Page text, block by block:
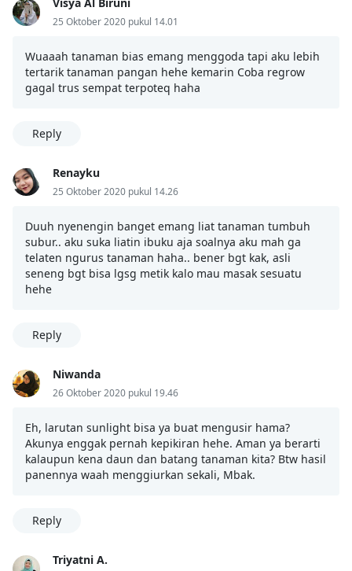
25 Oktober 2020 pukul 14.01
Wuaaah tanaman bias emang menggoda tapi aku lebih
tertarik tanaman pangan hehe kemarin Coba regrow
gagal trus sempat terpoteq haha
Reply
Renayku
25 Oktober 2020 pukul 14.26
Duuh nyenengin banget emang liat tanaman tumbuh
subur.. aku suka liatin ibuku aja soalnya aku mah ga
telaten ngurus tanaman haha.. bener bgt kak, asli
seneng bgt bisa lgsg metik kalo mau masak sesuatu
hehe
Reply
Niwanda
26 Oktober 2020 pukul 19.46
Eh, larutan sunlight bisa ya buat mengusir hama?
Akunya enggak pernah kepikiran hehe. Aman ya berarti
kalaupun kena daun dan batang tanaman kita? Btw hasil
panennya waah menggiurkan sekali, Mbak.
Reply
Triyatni A.